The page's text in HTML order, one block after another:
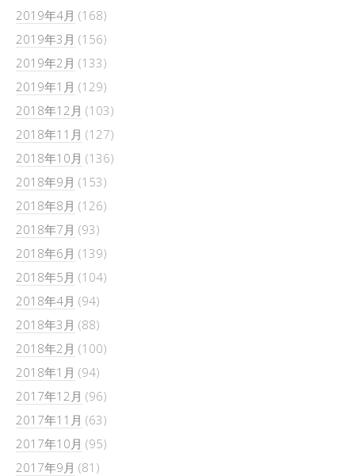
2019年4月 (168)
2019年3月 (156)
2019年2月 (133)
2019年1月 (129)
2018年12月 (103)
2018年11月 (127)
2018年10月 (136)
2018年9月 (153)
2018年8月 (126)
2018年7月 (93)
2018年6月 (139)
2018年5月 (104)
2018年4月 (94)
2018年3月 (88)
2018年2月 (100)
2018年1月 (94)
2017年12月 (96)
2017年11月 (63)
2017年10月 (95)
2017年9月 (81)